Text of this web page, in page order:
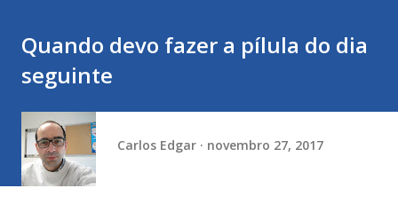
Quando devo fazer a pílula do dia
seguinte
Carlos Edgar novembro 27, 2017